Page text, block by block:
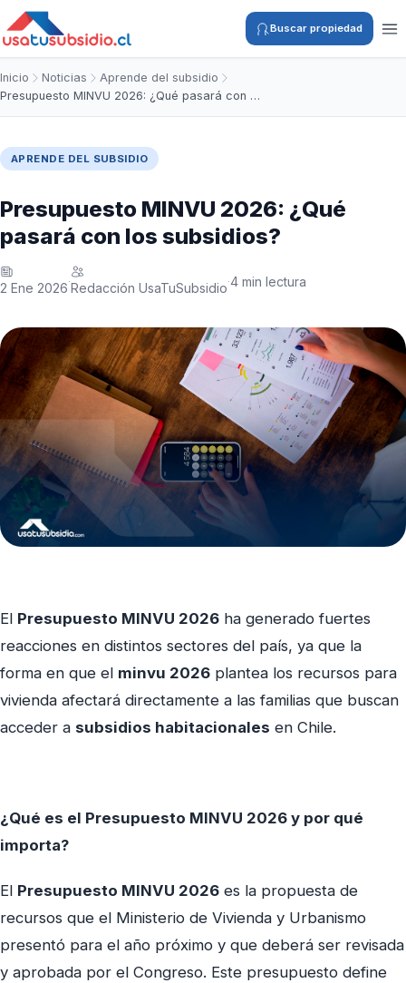
Buscar propiedad
Inicio Noticias
Aprende del subsidio
Presupuesto MINVU 2026: ¿Qué pasará con …
APRENDE DEL SUBSIDIO
Presupuesto MINVU 2026: ¿Qué
pasará con los subsidios?
2 Ene 2026·Redacción UsaTuSubsidio·4 min lectura
El Presupuesto MINVU 2026 ha generado fuertes
reacciones en distintos sectores del país, ya que la
forma en que el minvu 2026 plantea los recursos para
vivienda afectará directamente a las familias que buscan
acceder a subsidios habitacionales en Chile.
¿Qué es el Presupuesto MINVU 2026 y por qué
importa?
El Presupuesto MINVU 2026 es la propuesta de
recursos que el Ministerio de Vivienda y Urbanismo
presentó para el año próximo y que deberá ser revisada
y aprobada por el Congreso. Este presupuesto define